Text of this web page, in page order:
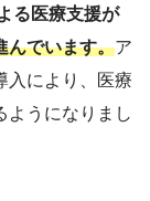
る医療支援が
んでいます。ア
入により、医療
ようになりまし